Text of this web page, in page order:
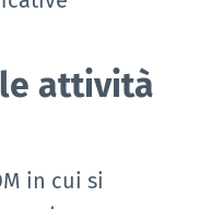
attività
in cui si